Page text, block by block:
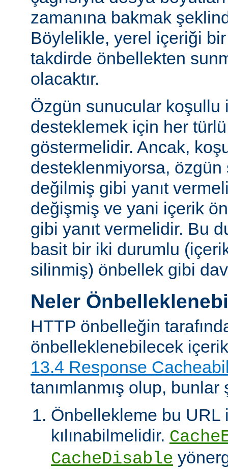
zamanına bakmak
Böylelikle, yerel içeriği bir
takdirde önbellekten
olacaktır.
Özgün sunucular koşullu
desteklemek için her türlü
göstermelidir. Ancak,
desteklenmiyorsa,
değilmiş gibi yanıt
değişmiş ve yani içerik
gibi yanıt vermelidir. Bu
basit bir iki durumlu
silinmiş) önbellek gibi
Neler
HTTP önbelleğin
önbelleklenebilecek
13.4 Response
tanımlanmış olup,
Önbellekleme bu URL
kılınabilmelidir.
CacheDisable